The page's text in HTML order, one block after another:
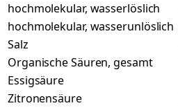
hochmolekular, wasserlöslich
hochmolekular, wasserunlöslich
Salz
Organische Säuren, gesamt
Essigsäure
Zitronensäure